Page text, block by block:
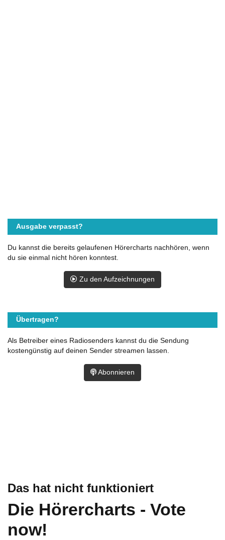
Das hat nicht funktioniert
Die Hörercharts - Vote
now!
Ausgabe verpasst?
Du kannst die bereits gelaufenen Hörercharts nachhören, wenn
du sie einmal nicht hören konntest.
Zu den Aufzeichnungen
Übertragen?
Als Betreiber eines Radiosenders kannst du die Sendung
kostengünstig auf deinen Sender streamen lassen.
Abonnieren